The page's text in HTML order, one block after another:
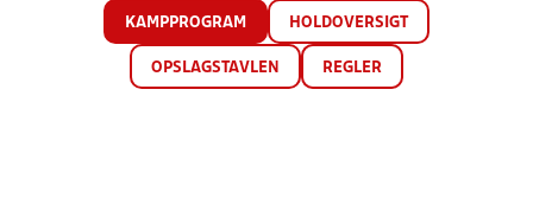
KAMPPROGRAM HOLDOVERSIGT
OPSLAGSTAVLEN REGLER